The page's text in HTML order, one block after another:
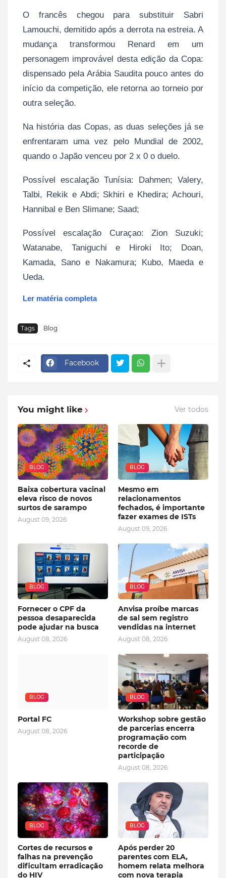
O francês chegou para substituir Sabri
Lamouchi, demitido após a derrota na estreia. A
mudança transformou Renard em um
personagem improvável desta edição da Copa:
dispensado pela Arábia Saudita pouco antes do
início da competição, ele retorna ao torneio por
outra seleção.
Na história das Copas, as duas seleções já se
enfrentaram uma vez pelo Mundial de 2002,
quando o Japão venceu por 2 x 0 o duelo.
Possível escalação Tunísia: Dahmen; Valery,
Talbi, Rekik e Abdi; Skhiri e Khedira; Achouri,
Hannibal e Ben Slimane; Saad;
Possível escalação Curaçao: Zion Suzuki;
Watanabe, Taniguchi e Hiroki Ito; Doan,
Kamada, Sano e Nakamura; Kubo, Maeda e
Ueda.
Ler matéria completa
Tags Blog
Facebook
You might like Ver todos
BLOG
Baixa cobertura vacinal
eleva risco de novos
surtos de sarampo
August 09, 2026
BLOG
Mesmo em
relacionamentos
fechados, é importante
fazer exames de ISTs
August 09, 2026
BLOG
Fornecer o CPF da
pessoa desaparecida
pode ajudar na busca
August 08, 2026
BLOG
Anvisa proíbe marcas
de sal sem registro
vendidas na internet
August 08, 2026
BLOG
Portal FC
August 08, 2026
BLOG
Workshop sobre gestão
de parcerias encerra
programação com
recorde de
participação
August 08, 2026
BLOG
Cortes de recursos e
falhas na prevenção
dificultam erradicação
do HIV
BLOG
Após perder 20
parentes com ELA,
homem relata melhora
com nova terapia